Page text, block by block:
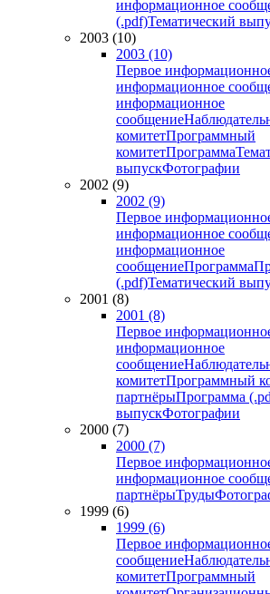
информационное
(.pdf)Тематический
2003 (10)
2003 (10)
Первое
информационное
информационное
сообщение
комитетПрограммный
комитетПрограмма
выпускФотографии
2002 (9)
2002 (9)
Первое
информационное
информационное
сообщениеПрограмма
(.pdf)Тематический
2001 (8)
2001 (8)
Первое
информационное
сообщение
комитетПрограммный
партнёрыПрограмма
выпускФотографии
2000 (7)
2000 (7)
Первое
информационное
партнёрыТруды
1999 (6)
1999 (6)
Первое
сообщение
комитетПрограммный